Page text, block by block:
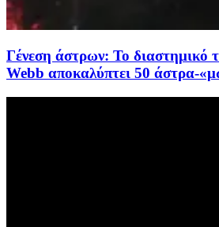
Γένεση άστρων: Το διαστημικό
Webb αποκαλύπτει 50 άστρα-